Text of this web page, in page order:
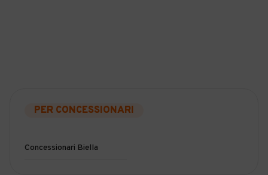
PER CONCESSIONARI
Concessionari Biella